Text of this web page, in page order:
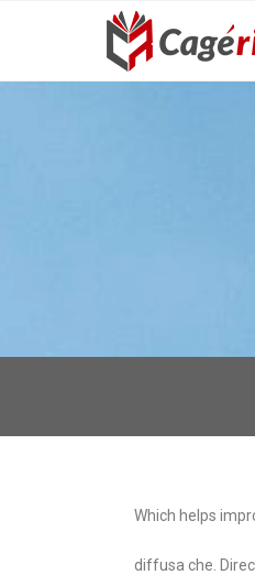
Which helps
diffusa che.